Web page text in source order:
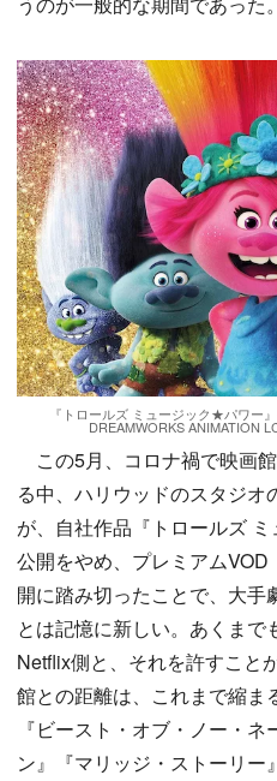
『トロールズ ミュージック★パワー
DREAMWORKS ANIMATION
この5月、コロナ禍で映画
る中、ハリウッドのスタジ
が、自社作品『トロールズ
公開をやめ、プレミアム
開に踏み切ったことで、大手
とは記憶に新しい。あくま
Netflix側と、それを許すこと
館との距離は、これまで縮ま
『ビースト・オブ・ノー・
ン』『マリッジ・ストーリ